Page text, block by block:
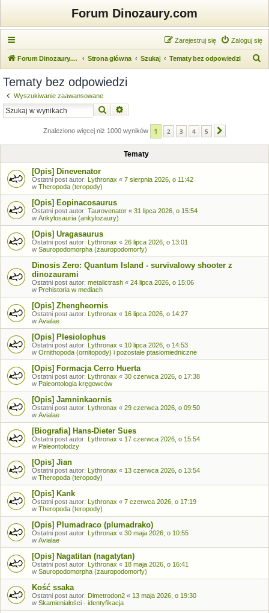
Forum Dinozaury.com
Zaloguj się
Zarejestruj się
Forum Dinozaury.com Strona główna Szukaj Tematy bez odpowiedzi
Tematy bez odpowiedzi
Wyszukiwanie zaawansowane
Szukaj
Znaleziono więcej niż 1000 wyników 1 2 3 4 5
Tematy
[Opis] Dinevenator
Ostatni post autor: Lythronax « 7 sierpnia 2026, o 11:42
w Theropoda (teropody)
[Opis] Eopinacosaurus
Ostatni post autor: Taurovenator « 31 lipca 2026, o 15:54
w Ankylosauria (ankylozaury)
[Opis] Uragasaurus
Ostatni post autor: Lythronax « 26 lipca 2026, o 13:01
w Sauropodomorpha (zauropodomorfy)
Dinosis Zero: Quantum Island - survivalowy shooter z
dinozaurami
Ostatni post autor: metalictrash « 24 lipca 2026, o 15:06
w Prehistoria w mediach
[Opis] Zhengheornis
Ostatni post autor: Lythronax « 16 lipca 2026, o 14:27
w Avialae
[Opis] Plesiolophus
Ostatni post autor: Lythronax « 10 lipca 2026, o 14:53
w Ornithopoda (ornitopody) i pozostałe ptasiomiedniczne
[Opis] Formacja Cerro Huerta
Ostatni post autor: Lythronax « 30 czerwca 2026, o 17:38
w Paleontologia kręgowców
[Opis] Jamninkaornis
Ostatni post autor: Lythronax « 29 czerwca 2026, o 09:50
w Avialae
[Biografia] Hans-Dieter Sues
Ostatni post autor: Lythronax « 17 czerwca 2026, o 15:54
w Paleontolodzy
[Opis] Jian
Ostatni post autor: Lythronax « 13 czerwca 2026, o 13:54
w Theropoda (teropody)
[Opis] Kank
Ostatni post autor: Lythronax « 7 czerwca 2026, o 17:19
w Theropoda (teropody)
[Opis] Plumadraco (plumadrako)
Ostatni post autor: Lythronax « 30 maja 2026, o 10:55
w Avialae
[Opis] Nagatitan (nagatytan)
Ostatni post autor: Lythronax « 18 maja 2026, o 16:41
w Sauropodomorpha (zauropodomorfy)
Kość ssaka
Ostatni post autor: Dimetrodon2 « 13 maja 2026, o 19:30
w Skamieniałości - identyfikacja